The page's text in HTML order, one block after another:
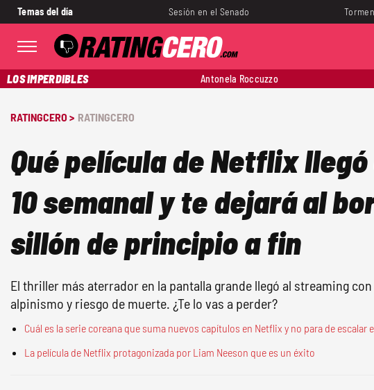
Temas del día Sesión en el Senado
LOS IMPERDIBLES Antonela Roccuzzo
RATINGCERO > RATINGCERO
Qué película de Netflix llegó
10 semanal y te dejará al
sillón de principio a fin
El thriller más aterrador en la pantalla grande llegó al streaming
alpinismo y riesgo de muerte. ¿Te lo vas a perder?
Cuál es la serie coreana que suma nuevos capítulos en Netflix y no para de escalar
La película de Netflix protagonizada por Liam Neeson que es un éxito